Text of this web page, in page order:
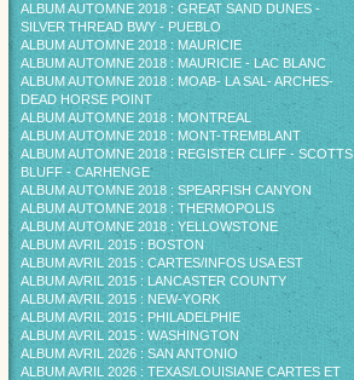
ALBUM AUTOMNE 2018 : GREAT SAND DUNES -
SILVER THREAD BWY - PUEBLO
ALBUM AUTOMNE 2018 : MAURICIE
ALBUM AUTOMNE 2018 : MAURICIE - LAC BLANC
ALBUM AUTOMNE 2018 : MOAB- LA SAL- ARCHES-
DEAD HORSE POINT
ALBUM AUTOMNE 2018 : MONTREAL
ALBUM AUTOMNE 2018 : MONT-TREMBLANT
ALBUM AUTOMNE 2018 : REGISTER CLIFF - SCOTTS
BLUFF - CARHENGE
ALBUM AUTOMNE 2018 : SPEARFISH CANYON
ALBUM AUTOMNE 2018 : THERMOPOLIS
ALBUM AUTOMNE 2018 : YELLOWSTONE
ALBUM AVRIL 2015 : BOSTON
ALBUM AVRIL 2015 : CARTES/INFOS USA EST
ALBUM AVRIL 2015 : LANCASTER COUNTY
ALBUM AVRIL 2015 : NEW-YORK
ALBUM AVRIL 2015 : PHILADELPHIE
ALBUM AVRIL 2015 : WASHINGTON
ALBUM AVRIL 2026 : SAN ANTONIO
ALBUM AVRIL 2026 : TEXAS/LOUISIANE CARTES ET